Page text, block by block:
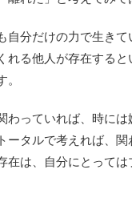
自分だけの力で生きて
れる他人が存在すると
わっていれば、時に
ータルで考えれば、
在は、自分にとって